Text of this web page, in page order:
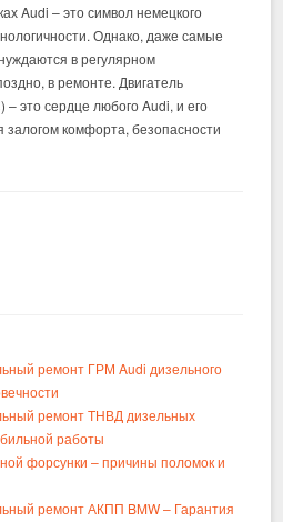
Audi – это символ немецкого
Однако, даже самые
в регулярном
в ремонте. Двигатель
– это сердце любого Audi, и его
залогом комфорта, безопасности
ремонт ГРМ Audi дизельного
ремонт ТНВД дизельных
работы
форсунки – причины поломок и
ремонт АКПП BMW – Гарантия